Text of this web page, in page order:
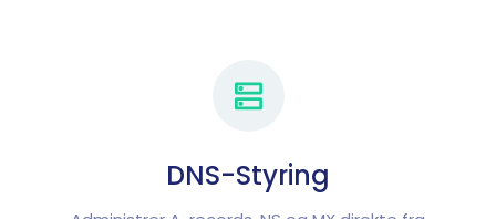
DNS-Styring